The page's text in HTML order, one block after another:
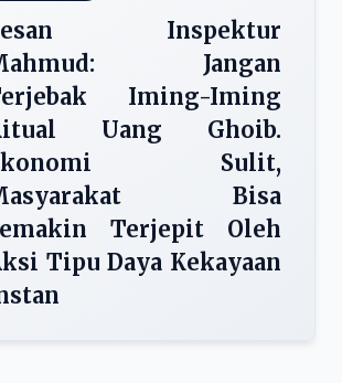
Inspektur
Jangan
Iming-Iming
Uang Ghoib.
Sulit,
Bisa
Terjepit Oleh
Tipu Daya Kekayaan